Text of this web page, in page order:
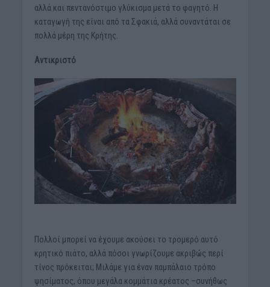
αλλά και πεντανόστιμο γλύκισμα μετά το φαγητό. Η
καταγωγή της είναι από τα Σφακιά, αλλά συναντάται σε
πολλά μέρη της Κρήτης.
Αντικριστό
Πολλοί μπορεί να έχουμε ακούσει το τρομερό αυτό
κρητικό πιάτο, αλλά πόσοι γνωρίζουμε ακριβώς περί
τίνος πρόκειται; Μιλάμε για έναν παμπάλαιο τρόπο
ψησίματος, όπου μεγάλα κομμάτια κρέατος –συνήθως